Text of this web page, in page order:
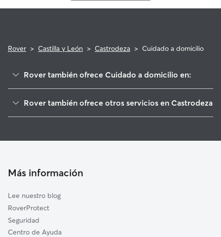
Rover > Castilla y León > Castrodeza > Cuidado a domicilio
Rover también ofrece Cuidado a domicilio en:
Geria
Villanubla
Arroyo de la Encomienda
La Mudarra
Zaratán
Rover también ofrece otros servicios en Castrodeza
Cuidado de mascota en Castrodeza
Más información
Lee nuestro blog
RoverProtect
Seguridad
Centro de Ayuda